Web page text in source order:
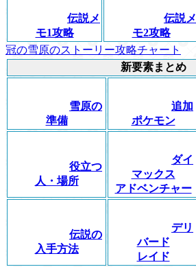
伝説メ
モ1攻略
伝説メ
モ2攻略
冠の雪原のストーリー攻略チャート
新要素まとめ
雪原の
準備
追加
ポケモン
役立つ
人・場所
ダイ
マックス
アドベンチャー
伝説の
入手方法
デリ
バード
レイド